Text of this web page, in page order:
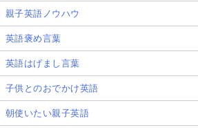
親子英語ノウハウ
英語褒め言葉
英語はげまし言葉
子供とのおでかけ英語
朝使いたい親子英語